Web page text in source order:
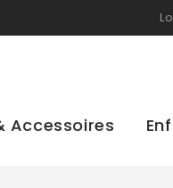
Accessoires